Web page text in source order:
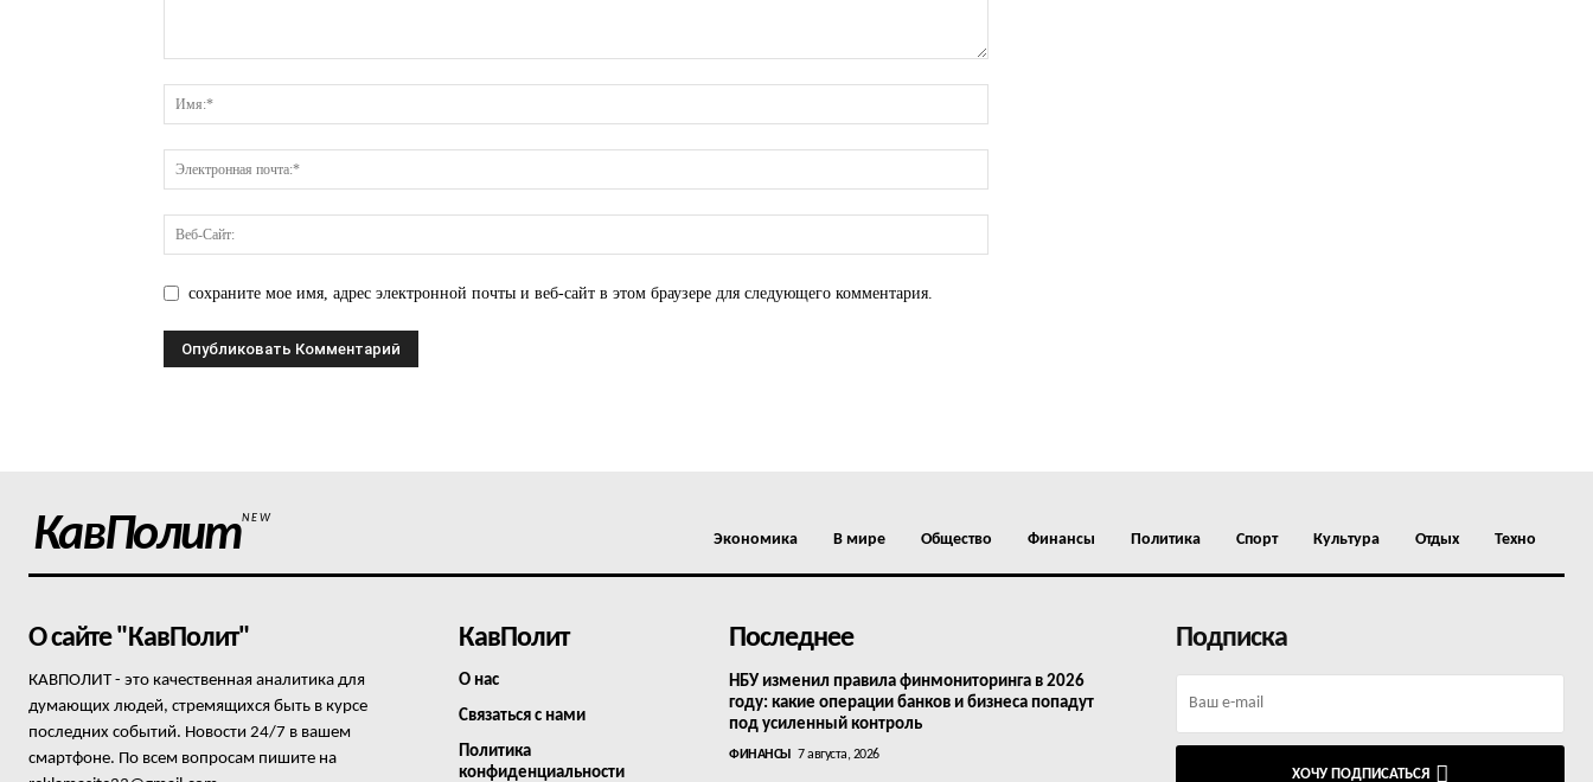
сохраните мое имя, адрес электронной почты и веб-сайт в этом браузере для следующего комментария.
КавПолитNEW
Экономика В мире Общество Финансы Политика Спорт Культура Отдых Техно
О сайте "КавПолит"
КАВПОЛИТ - это качественная аналитика для
думающих людей, стремящихся быть в курсе
последних событий. Новости 24/7 в вашем
смартфоне. По всем вопросам пишите на
КавПолит
О нас
Связаться с нами
Политика
конфиденциальности
Последнее
НБУ изменил правила финмониторинга в 2026
году: какие операции банков и бизнеса попадут
под усиленный контроль
ФИНАНСЫ 7 августа, 2026
Подписка
ХОЧУ ПОДПИСАТЬСЯ